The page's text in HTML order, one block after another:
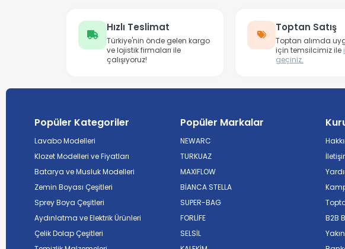
Hızlı Teslimat
Türkiye'nin önde gelen kargo
ve lojistik firmaları ile
çalışıyoruz!
Toptan Satış
Toptan alımda
için temsilcimiz ile
geçiniz.
Popüler Kategoriler
Lavabo Modelleri
Klozet Modelleri ve Fiyatları
Batarya ve Musluk Modelleri
Zemin Boyası Çeşitleri
Sprey Boya Çeşitleri
Aydınlatma ve Elektrik Ürünleri
Çelik Dolap Çeşitleri
Popüler Markalar
NEWARC
TURKUAZ
MAXIFLOW
BİANCA STELLA
SUPER-BAG
FORLİFE
SELSİL
B2B